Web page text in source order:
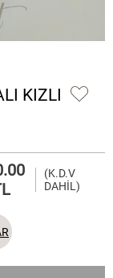
KIZLI
(K.D.V
DAHİL)